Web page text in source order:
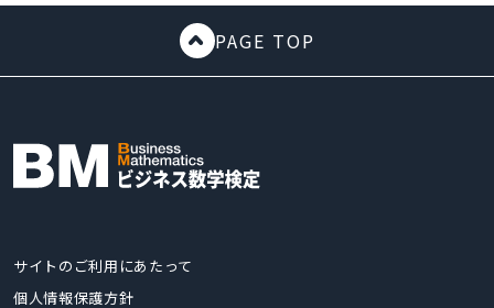
PAGE TOP
サイトのご利用にあたって
個人情報保護方針